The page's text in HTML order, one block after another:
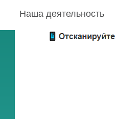
Наша деятельность